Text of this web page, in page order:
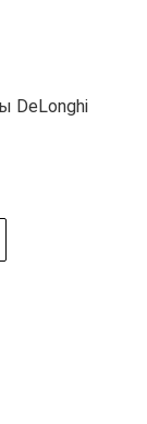
DeLonghi